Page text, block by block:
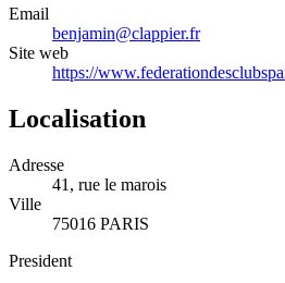
Email
benjamin@clappier.fr
Site web
https://
Localisation
Adresse
41, rue le marois
Ville
75016 PARIS
President